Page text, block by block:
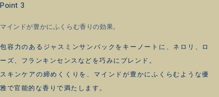
Point 3
マインドが豊かにふくらむ香りの効果。
包容力のあるジャスミンサンバックをキーノートに、ネロリ、ロ
ーズ、フランキンセンスなどを巧みにブレンド。
スキンケアの締めくくりを、マインドが豊かにふくらむような優
雅で官能的な香りで満たします。